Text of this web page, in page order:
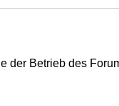
der Betrieb des